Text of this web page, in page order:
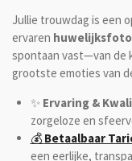
Jullie trouwdag is een
ervaren
spontaan vast—van de
grootste emoties van
✨ Ervaring &
zorgeloze en
💰 Betaalbaar
een eerlijke,